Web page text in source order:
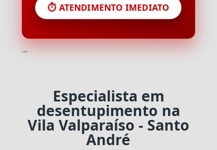
⏱️ ATENDIMENTO IMEDIATO
```
Especialista em
desentupimento na
Vila Valparaíso - Santo
André